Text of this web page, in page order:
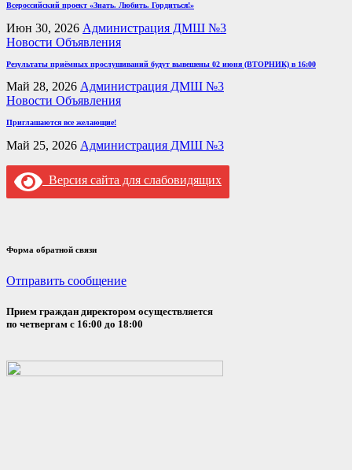
Всероссийский проект «Знать. Любить. Гордиться!»
Июн 30, 2026 Администрация ДМШ №3
Новости Объявления
Результаты приёмных прослушиваний будут вывешены 02 июня (ВТОРНИК) в 16:00
Май 28, 2026 Администрация ДМШ №3
Новости Объявления
Приглашаются все желающие!
Май 25, 2026 Администрация ДМШ №3
Версия сайта для слабовидящих
Форма обратной связи
Отправить сообщение
Прием граждан директором осуществляется
по четвергам с 16:00 до 18:00